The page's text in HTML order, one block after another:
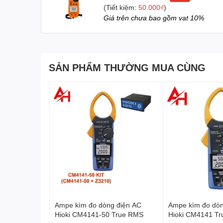
Đo giá trị lớn nhất/nhỏ nhất (Max./Min.): Có hỗ trợ.
Kiểm tra Diode: Có hỗ trợ.
Cảnh báo thông mạch (Continuity alarm): Hoạt
Cảnh báo pin yếu (Low battery indication): Hiển
Bảo vệ chức năng (Function protection): Có tích
Trở kháng đầu vào: 10M ohm.
Đáp ứng tần số AC:
Đối với dòng điện: 40Hz – 1000Hz.
Đối với điện áp: 40Hz – 2000Hz.
Phương thức vận hành: Có thể chọn dải đo tự
Nguồn điện: Sử dụng 2 viên pin 1.5V (tổng 3V).
Phụ kiện đi kèm
(Tiết kiệm: 50.000₫)
Giá trên chưa bao gồm vat 10%
SẢN PHẨM THƯỜNG MUA CÙNG
Ampe kìm đo dòng điện AC
Hioki CM4141-50 True RMS
Ampe kìm đo
Hioki CM4141